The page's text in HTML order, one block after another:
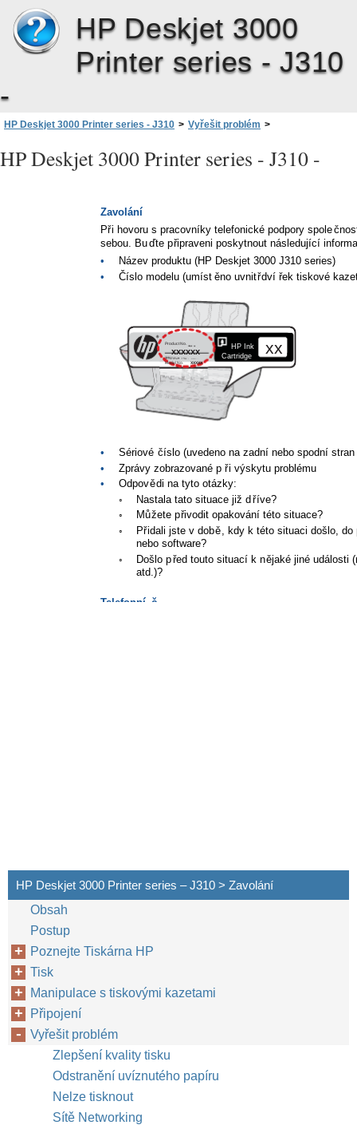
HP Deskjet 3000
Printer series - J310
-
HP Deskjet 3000 Printer series - J310 > Vyřešit problém >
HP Deskjet 3000 Printer series - J310 -
Zavolání
Při hovoru s pracovníky telefonické podpory společ
sebou. Buďte připraveni poskytnout následující
•
Název produktu (HP Deskjet 3000 J310 series)
•
Číslo modelu (umíst ěno uvnitřdví řek tiskové
Model No. xxxxx
HP Ink
Cartridge
Product No.
xxxxxx xx
• Sériové číslo (uvedeno na zadní nebo spodní stran
•
Zprávy zobrazované p ři výskytu problému
•
Odpovědi na tyto otázky:
◦
Nastala tato situace již d říve?
◦
Můžete přivodit opakování této situace?
◦
Přidali jste v době, kdy k této situaci došlo, do
nebo software?
◦
Došlo před touto situací k nějaké jiné události
atd.)?
Telefonní č
HP Deskjet 3000 Printer series – J310 > Zavolání
Obsah
Postup
Poznejte Tiskárna HP
Tisk
Manipulace s tiskovými kazetami
Připojení
Vyřešit problém
Zlepšení kvality tisku
Odstranění uvíznutého papíru
Nelze tisknout
Sítě Networking